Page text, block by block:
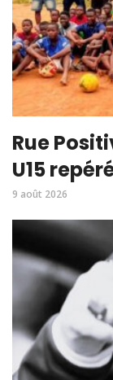
Rue
U15
9 août 2026